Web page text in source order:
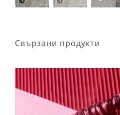
Свързани продукти